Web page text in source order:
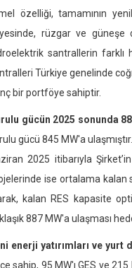
özelliği, tamamının
rüzgar ve güneşe
santrallerin farklı
Türkiye genelinde
bir portföye sahiptir.
gücün 2025 sonunda
gücü 845 MW'a
2025 itibarıyla
ise ortalama kalan
kalan RES kapasite
887 MW'a ulaşması
enerji yatırımları ve yurt
sahip, 95 MW'ı GES ve